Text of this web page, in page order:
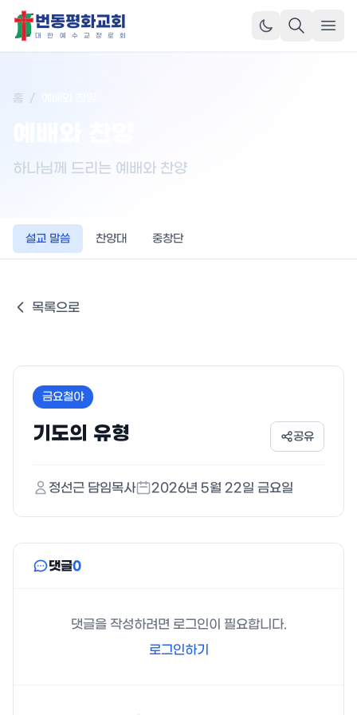
번동평화교회
대 한 예 수 교 장 로 회
메뉴
홈 /
하나님께 드리는 예배와 찬양
설교 말씀 찬양대 중창단
목록으로
금요철야
기도의 유형 공유
정선근 담임목사 2026년 5월 22일 금요일
댓글0
댓글을 작성하려면 로그인이 필요합니다.
로그인하기